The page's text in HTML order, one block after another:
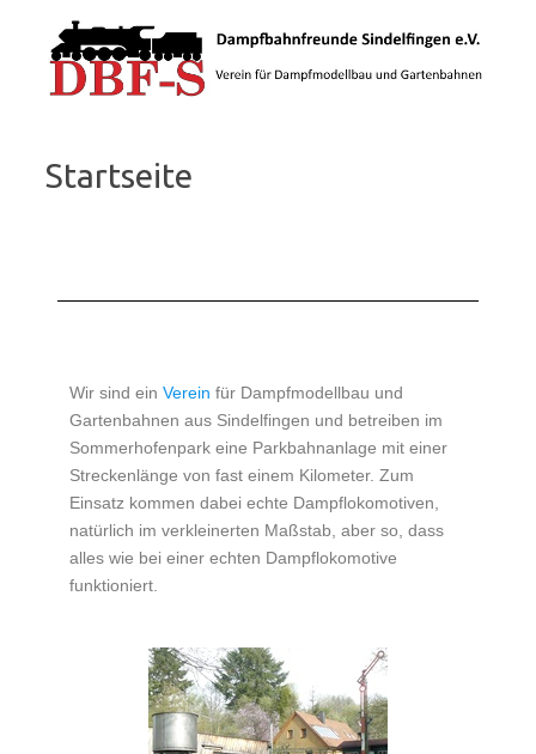
Startseite
Wir sind ein Verein für Dampfmodellbau und
Gartenbahnen aus Sindelfingen und betreiben im
Sommerhofenpark eine Parkbahnanlage mit einer
Streckenlänge von fast einem Kilometer. Zum
Einsatz kommen dabei echte Dampflokomotiven,
natürlich im verkleinerten Maßstab, aber so, dass
alles wie bei einer echten Dampflokomotive
funktioniert.